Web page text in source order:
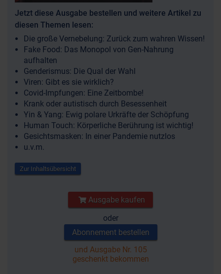
Jetzt diese Ausgabe bestellen und weitere Artikel zu
diesen Themen lesen:
Die große Vernebelung: Zurück zum wahren Wissen!
Fake Food: Das Monopol von Gen-Nahrung
aufhalten
Genderismus: Die Qual der Wahl
Viren: Gibt es sie wirklich?
Covid-Impfungen: Eine Zeitbombe!
Krank oder autistisch durch Besessenheit
Yin & Yang: Ewig polare Urkräfte der Schöpfung
Human Touch: Körperliche Berührung ist wichtig!
Gesichtsmasken: In einer Pandemie nutzlos
u.v.m.
Zur Inhaltsübersicht
Ausgabe kaufen
oder
Abonnement bestellen
und Ausgabe Nr. 105
geschenkt bekommen